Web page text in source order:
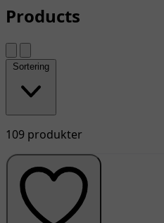
Products
Sortering
109 produkter